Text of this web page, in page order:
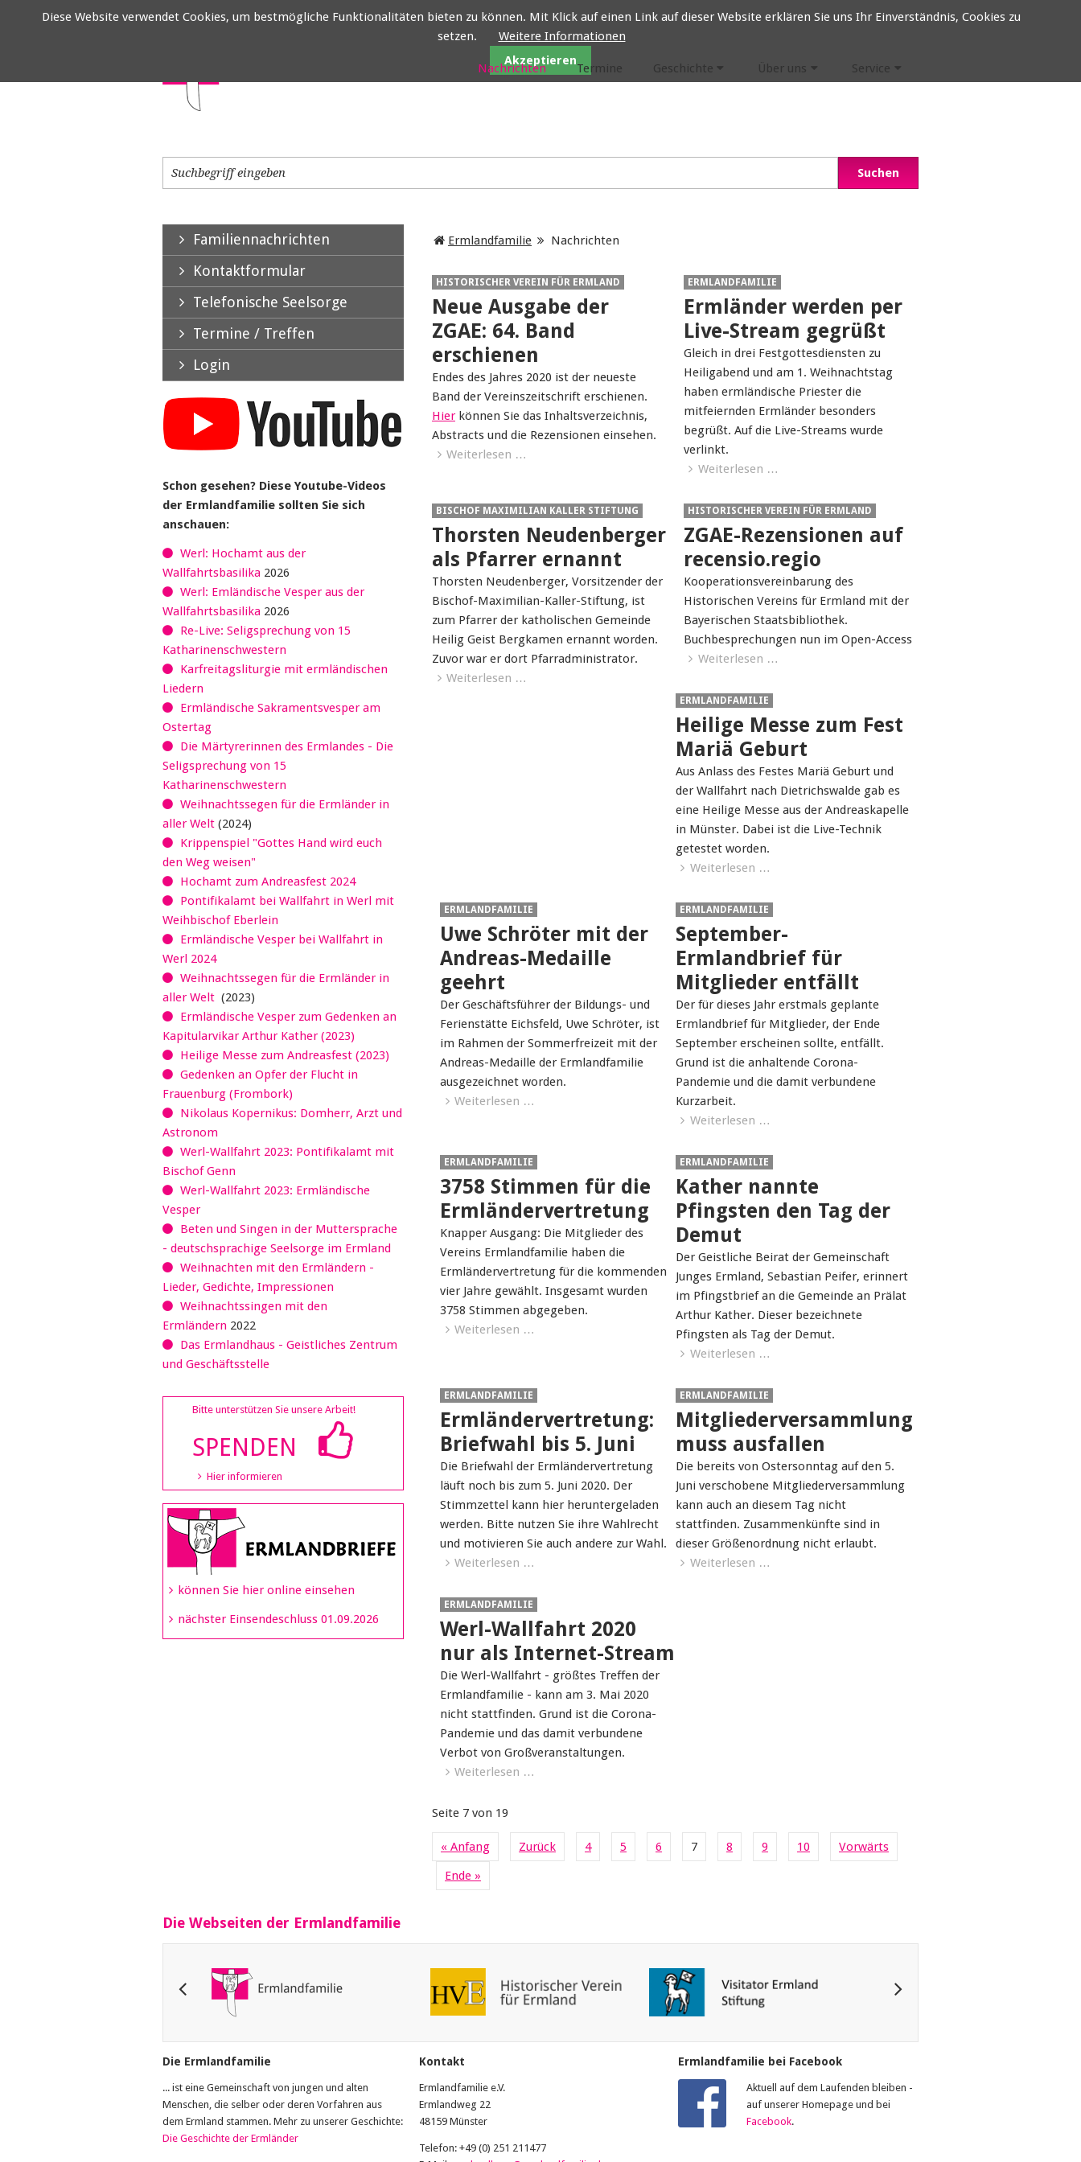
Nachrichten
Termine Geschichte Über uns Service
Ermlandfamilie Nachrichten
HISTORISCHER VEREIN FÜR ERMLAND
Neue Ausgabe der
ZGAE: 64. Band
erschienen
Endes des Jahres 2020 ist der neueste
Band der Vereinszeitschrift erschienen.
Hierkönnen Sie das Inhaltsverzeichnis,
Abstracts und die Rezensionen einsehen.
Weiterlesen …
ERMLANDFAMILIE
Ermländer werden per
Live-Stream gegrüßt
Gleich in drei Festgottesdiensten zu
Heiligabend und am 1. Weihnachtstag
haben ermländische Priester die
mitfeiernden Ermländer besonders
begrüßt. Auf die Live-Streams wurde
verlinkt.
Weiterlesen …
BISCHOF MAXIMILIAN KALLER STIFTUNG
Thorsten Neudenberger
als Pfarrer ernannt
Thorsten Neudenberger, Vorsitzender der
Bischof-Maximilian-Kaller-Stiftung, ist
zum Pfarrer der katholischen Gemeinde
Heilig Geist Bergkamen ernannt worden.
Zuvor war er dort Pfarradministrator.
Weiterlesen …
HISTORISCHER VEREIN FÜR ERMLAND
ZGAE-Rezensionen auf
recensio.regio
Kooperationsvereinbarung des
Historischen Vereins für Ermland mit der
Bayerischen Staatsbibliothek.
Buchbesprechungen nun im Open-Access
Weiterlesen …
ERMLANDFAMILIE
Heilige Messe zum Fest
Mariä Geburt
Aus Anlass des Festes Mariä Geburt und
der Wallfahrt nach Dietrichswalde gab es
eine Heilige Messe aus der Andreaskapelle
in Münster. Dabei ist die Live-Technik
getestet worden.
Weiterlesen …
ERMLANDFAMILIE
Uwe Schröter mit der
Andreas-Medaille
geehrt
Der Geschäftsführer der Bildungs- und
Ferienstätte Eichsfeld, Uwe Schröter, ist
im Rahmen der Sommerfreizeit mit der
Andreas-Medaille der Ermlandfamilie
ausgezeichnet worden.
Weiterlesen …
ERMLANDFAMILIE
September-
Ermlandbrief für
Mitglieder entfällt
Der für dieses Jahr erstmals geplante
Ermlandbrief für Mitglieder, der Ende
September erscheinen sollte, entfällt.
Grund ist die anhaltende Corona-
Pandemie und die damit verbundene
Kurzarbeit.
Weiterlesen …
ERMLANDFAMILIE
3758 Stimmen für die
Ermländervertretung
Knapper Ausgang: Die Mitglieder des
Vereins Ermlandfamilie haben die
Ermländervertretung für die kommenden
vier Jahre gewählt. Insgesamt wurden
3758 Stimmen abgegeben.
Weiterlesen …
ERMLANDFAMILIE
Kather nannte
Pfingsten den Tag der
Demut
Der Geistliche Beirat der Gemeinschaft
Junges Ermland, Sebastian Peifer, erinnert
im Pfingstbrief an die Gemeinde an Prälat
Arthur Kather. Dieser bezeichnete
Pfingsten als Tag der Demut.
Weiterlesen …
ERMLANDFAMILIE
Ermländervertretung:
Briefwahl bis 5. Juni
Die Briefwahl der Ermländervertretung
läuft noch bis zum 5. Juni 2020. Der
Stimmzettel kann hier heruntergeladen
werden. Bitte nutzen Sie ihre Wahlrecht
und motivieren Sie auch andere zur Wahl.
Weiterlesen …
ERMLANDFAMILIE
Mitgliederversammlung
muss ausfallen
Die bereits von Ostersonntag auf den 5.
Juni verschobene Mitgliederversammlung
kann auch an diesem Tag nicht
stattfinden. Zusammenkünfte sind in
dieser Größenordnung nicht erlaubt.
Weiterlesen …
ERMLANDFAMILIE
Werl-Wallfahrt 2020
nur als Internet-Stream
Die Werl-Wallfahrt - größtes Treffen der
Ermlandfamilie - kann am 3. Mai 2020
nicht stattfinden. Grund ist die Corona-
Pandemie und das damit verbundene
Verbot von Großveranstaltungen.
Weiterlesen …
Seite 7 von 19
« Anfang Zurück 4 5 6 7 8 9 10
Vorwärts
Ende »
Familiennachrichten
Kontaktformular
Telefonische Seelsorge
Termine / Treffen
Login
Schon gesehen? Diese Youtube-Videos
der Ermlandfamilie sollten Sie sich
anschauen:
Werl: Hochamt aus der
Wallfahrtsbasilika 2026
Werl: Emländische Vesper aus der
Wallfahrtsbasilika 2026
Re-Live: Seligsprechung von 15
Katharinenschwestern
Karfreitagsliturgie mit ermländischen
Liedern
Ermländische Sakramentsvesper am
Ostertag
Die Märtyrerinnen des Ermlandes - Die
Seligsprechung von 15
Katharinenschwestern
Weihnachtssegen für die Ermländer in
aller Welt (2024)
Krippenspiel "Gottes Hand wird euch
den Weg weisen"
Hochamt zum Andreasfest 2024
Pontifikalamt bei Wallfahrt in Werl mit
Weihbischof Eberlein
Ermländische Vesper bei Wallfahrt in
Werl 2024
Weihnachtssegen für die Ermländer in
aller Welt (2023)
Ermländische Vesper zum Gedenken an
Kapitularvikar Arthur Kather (2023)
Heilige Messe zum Andreasfest (2023)
Gedenken an Opfer der Flucht in
Frauenburg (Frombork)
Nikolaus Kopernikus: Domherr, Arzt und
Astronom
Werl-Wallfahrt 2023: Pontifikalamt mit
Bischof Genn
Werl-Wallfahrt 2023: Ermländische
Vesper
Beten und Singen in der Muttersprache
- deutschsprachige Seelsorge im Ermland
Weihnachten mit den Ermländern -
Lieder, Gedichte, Impressionen
Weihnachtssingen mit den
Ermländern 2022
Das Ermlandhaus - Geistliches Zentrum
und Geschäftsstelle
Bitte unterstützen Sie unsere Arbeit!
SPENDEN
Hier informieren
können Sie hier online einsehen
nächster Einsendeschluss 01.09.2026
Die Webseiten der Ermlandfamilie
Die Ermlandfamilie
... ist eine Gemeinschaft von jungen und alten
Menschen, die selber oder deren Vorfahren aus
dem Ermland stammen. Mehr zu unserer Geschichte:
Die Geschichte der Ermländer
Kontakt
Ermlandfamilie e.V.
Ermlandweg 22
48159 Münster
Telefon: +49 (0) 251 211477
Ermlandfamilie bei Facebook
Aktuell auf dem Laufenden bleiben -
auf unserer Homepage und bei
Facebook.
Diese Website verwendet Cookies, um bestmögliche Funktionalitäten bieten zu können. Mit Klick auf einen Link auf dieser Website erklären Sie uns Ihr Einverständnis, Cookies zu
setzen.
Weitere Informationen
Akzeptieren